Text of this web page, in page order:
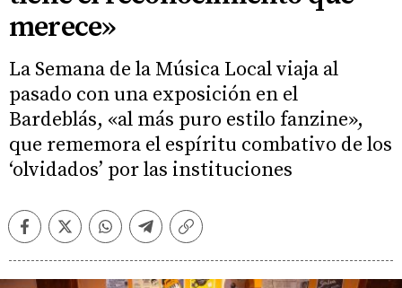
merece»
La Semana de la Música Local viaja al
pasado con una exposición en el
Bardeblás, «al más puro estilo fanzine»,
que rememora el espíritu combativo de los
‘olvidados’ por las instituciones
FacebookTwitterWhatsappTelegramCopiar